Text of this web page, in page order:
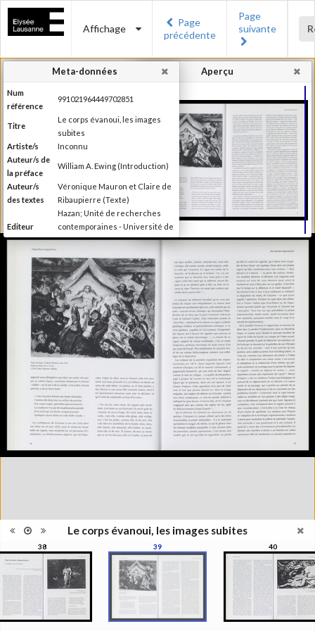
Affichage
Page
précédente
Page
suivante
Le corps évanoui, les images subites
38 39 40
Aperçu
Meta-données
Num
référence
991021964449702851
Titre
Le corps évanoui, les images
subites
Artiste/s
Inconnu
Auteur/s de
la préface
William A. Ewing (Introduction)
Auteur/s
des textes
Véronique Mauron et Claire de
Ribaupierre (Texte)
Editeur
Hazan; Unité de recherches
contemporaines - Université de
Lausanne; Musée de l'Elysée
d'édition
Paris; Lausanne
d'édition
1999
Information
édition
Publié à l'occasion de
l'exposition : "Le corps évanoui,
les images subites", Musée de
l'Elysée, Lausanne, 1999
Catégorie
Histoire et Géographie des
Type de
Broché
Information
images
Couleur, Noir & Blanc
pages